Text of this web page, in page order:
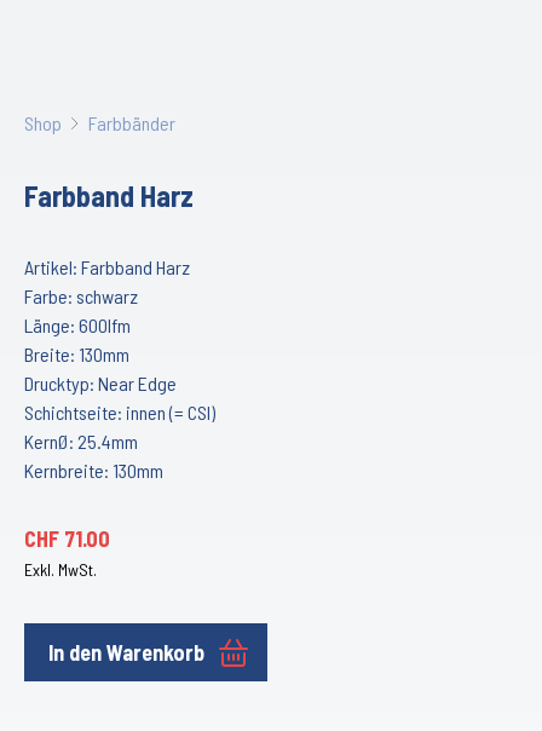
Shop Farbbänder
Farbband Harz
Artikel: Farbband Harz
Farbe: schwarz
Länge: 600lfm
Breite: 130mm
Drucktyp: Near Edge
Schichtseite: innen (= CSI)
KernØ: 25.4mm
Kernbreite: 130mm
CHF 71.00
Exkl. MwSt.
In den Warenkorb